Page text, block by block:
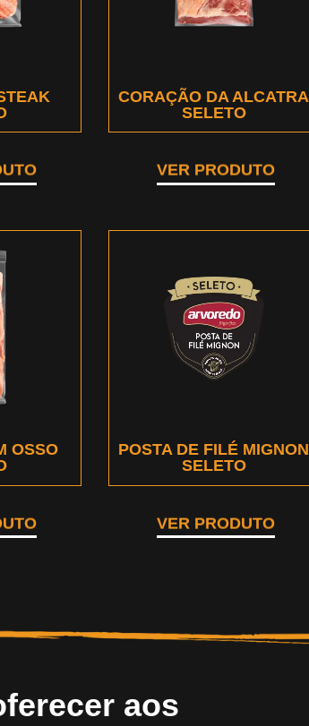
CORAÇÃO DA ALCATRA
SELETO
VER PRODUTO
OSSO
POSTA DE FILÉ MIGNON
SELETO
VER PRODUTO
aos